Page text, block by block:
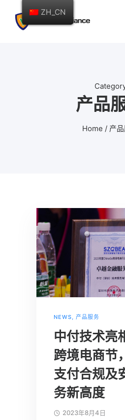
产品
Home / 产
NEWS, 产品服务
中付技术亮
跨境电商节
支付合规及
务新高度
2023年8月4日
ZH_CN